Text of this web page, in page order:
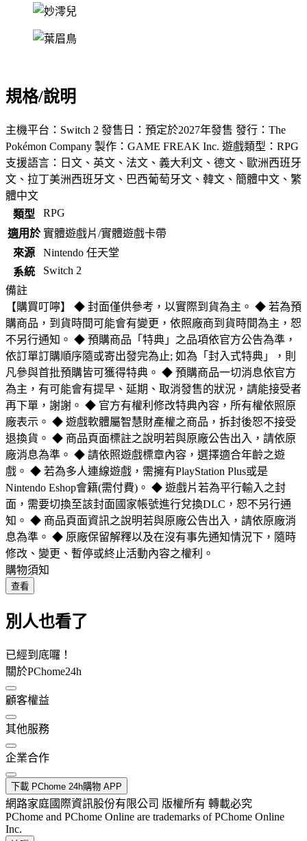
規格/說明
主機平台：Switch 2 發售日：預定於2027年發售 發行：The
Pokémon Company 製作：GAME FREAK Inc. 遊戲類型：RPG
支援語言：日文、英文、法文、義大利文、德文、歐洲西班牙
文、拉丁美洲西班牙文、巴西葡萄牙文、韓文、簡體中文、繁
體中文
類型
RPG
適用於 實體遊戲片/實體遊戲卡帶
來源
Nintendo 任天堂
系統
Switch 2
備註
【購買叮嚀】 ◆ 封面僅供參考，以實際到貨為主。 ◆ 若為預
購商品，到貨時間可能會有變更，依照廠商到貨時間為主，恕
不另行通知。 ◆ 預購商品「特典」之品項依官方公告為準，
依訂單訂購順序隨或寄出發完為止; 如為「封入式特典」，則
凡參與首批預購皆可獲得特典。 ◆ 預購商品一切消息依官方
為主，有可能會有提早、延期、取消發售的狀況，請能接受者
再下單，謝謝。 ◆ 官方有權利修改特典內容，所有權依照原
廠表示。 ◆ 遊戲軟體屬智慧財產權之商品，拆封後恕不接受
退換貨。 ◆ 商品頁面標註之說明若與原廠公告出入，請依原
廠消息為準。 ◆ 請依照遊戲標章內容，選擇適合年齡之遊
戲。 ◆ 若為多人連線遊戲，需擁有PlayStation Plus或是
Nintendo Eshop會籍(需付費)。 ◆ 遊戲片若為平行輸入之封
面，需要切換至該封面國家帳號進行兌換DLC，恕不另行通
知。 ◆ 商品頁面資訊之說明若與原廠公告出入，請依原廠消
息為準。 ◆ 原廠保留解釋以及在沒有事先通知情況下，隨時
修改、變更、暫停或終止活動內容之權利。
購物須知
查看
別人也看了
已經到底囉！
關於PChome24h
顧客權益
其他服務
企業合作
下載 PChome 24h購物 APP
網路家庭國際資訊股份有限公司 版權所有 轉載必究
PChome and PChome Online are trademarks of PChome Online
Inc.